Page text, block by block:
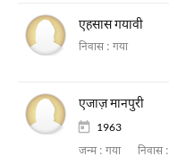
एहसास गयावी
निवास : गया
एजाज़ मानपुरी
1963
जन्म : गया निवास :